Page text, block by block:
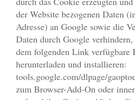
der Website bezogenen Daten
Adresse) an Google sowie die
Daten durch Google
dem folgenden Link verfügbare
herunterladen und installieren:
tools.google.com/dlpage/
zum Browser-Add-On oder